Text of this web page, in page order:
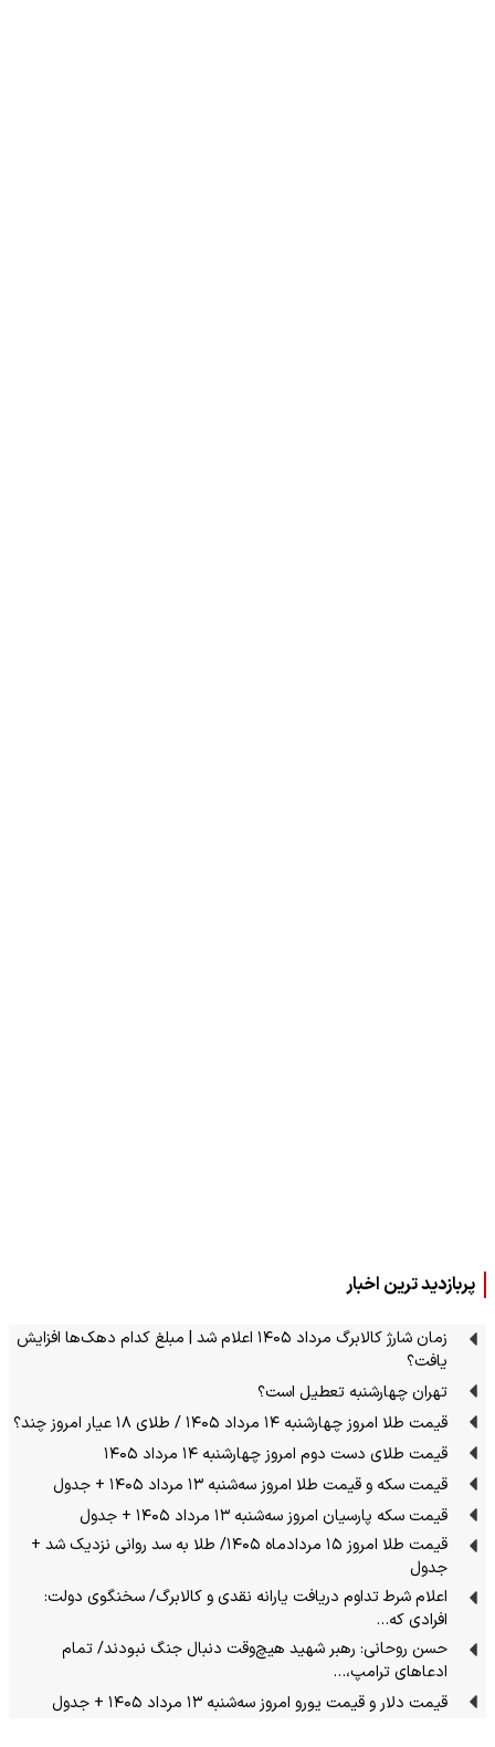
پربازدید ترین اخبار
زمان شارژ کالابرگ مرداد ۱۴۰۵ اعلام شد | مبلغ کدام دهک‌ها افزایش
یافت؟
تهران چهارشنبه تعطیل است؟
قیمت طلا امروز چهارشنبه ۱۴ مرداد ۱۴۰۵ / طلای ۱۸ عیار امروز چند؟
قیمت طلای دست دوم امروز چهارشنبه ۱۴ مرداد ۱۴۰۵
قیمت سکه و قیمت طلا امروز سه‌شنبه ۱۳ مرداد ۱۴۰۵ + جدول
قیمت سکه پارسیان امروز سه‌شنبه ۱۳ مرداد ۱۴۰۵ + جدول
قیمت طلا امروز ۱۵ مردادماه ۱۴۰۵/ طلا به سد روانی نزدیک شد +
جدول
اعلام شرط تداوم دریافت یارانه نقدی و کالابرگ/ سخنگوی دولت:
افرادی که…
حسن روحانی: رهبر شهید هیچ‌وقت دنبال جنگ نبودند/ تمام
ادعاهای ترامپ،…
قیمت دلار و قیمت یورو امروز سه‌شنبه ۱۳ مرداد ۱۴۰۵ + جدول